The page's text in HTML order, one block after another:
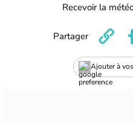
Recevoir la
Ajouter à
Partager